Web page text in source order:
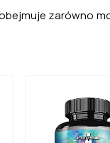
zarówno